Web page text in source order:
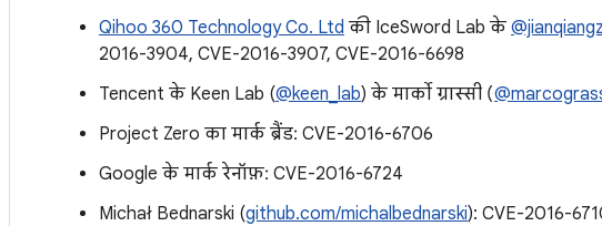
Qihoo 360 Technology Co. Ltd की IceSword Lab के
2016-3904, CVE-2016-3907, CVE-2016-6698
Tencent के Keen Lab (@keen_lab) के मार्को ग्रास्सी (
Project Zero का मार्क ब्रैंड: CVE-2016-6706
Google के मार्क रेनॉफ़: CVE-2016-6724
Michał Bednarski (github.com/michalbednarski): CVE-2016-